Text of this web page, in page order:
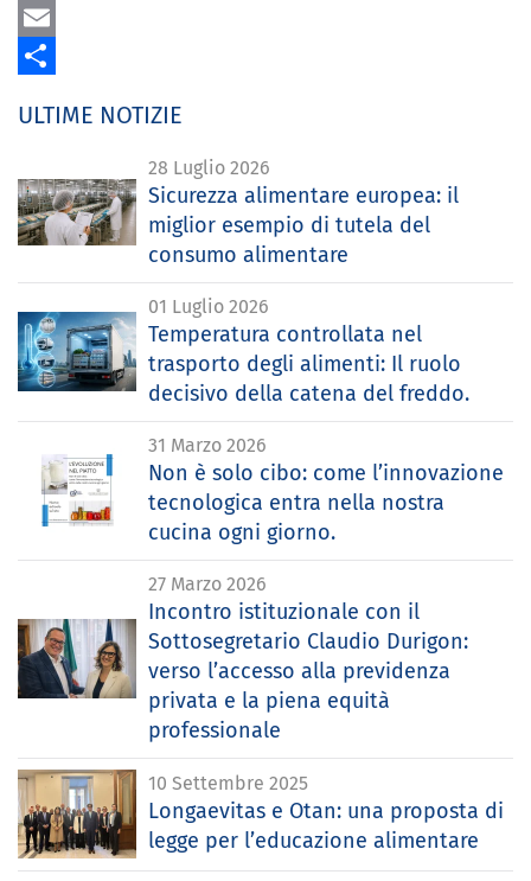
WhatsApp
Email
ULTIME NOTIZIE
28 Luglio 2026
Sicurezza alimentare europea: il
miglior esempio di tutela del
consumo alimentare
01 Luglio 2026
Temperatura controllata nel
trasporto degli alimenti: Il ruolo
decisivo della catena del freddo.
31 Marzo 2026
Non è solo cibo: come l’innovazione
tecnologica entra nella nostra
cucina ogni giorno.
27 Marzo 2026
Incontro istituzionale con il
Sottosegretario Claudio Durigon:
verso l’accesso alla previdenza
privata e la piena equità
professionale
10 Settembre 2025
Longaevitas e Otan: una proposta di
legge per l’educazione alimentare